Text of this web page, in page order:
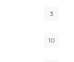
3
10